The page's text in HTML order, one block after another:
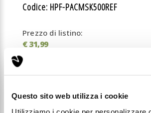
Questo sito web utilizza i cookie
Codice: HPF-PACMSK500REF
Prezzo di listino:
€ 31,99
FacebookWhatsApp